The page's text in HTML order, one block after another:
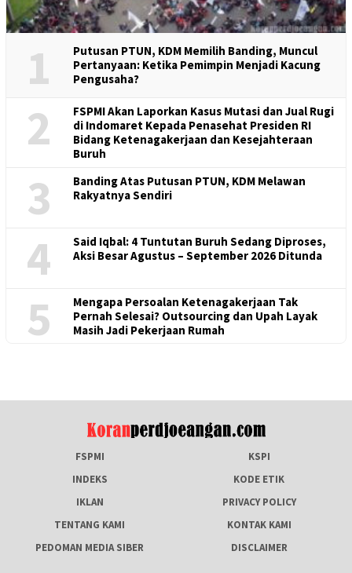
1
Putusan PTUN, KDM Memilih Banding, Muncul
Pertanyaan: Ketika Pemimpin Menjadi Kacung
Pengusaha?
2
FSPMI Akan Laporkan Kasus Mutasi dan Jual Rugi
di Indomaret Kepada Penasehat Presiden RI
Bidang Ketenagakerjaan dan Kesejahteraan
Buruh
3
Banding Atas Putusan PTUN, KDM Melawan
Rakyatnya Sendiri
4
Said Iqbal: 4 Tuntutan Buruh Sedang Diproses,
Aksi Besar Agustus – September 2026 Ditunda
5
Mengapa Persoalan Ketenagakerjaan Tak
Pernah Selesai? Outsourcing dan Upah Layak
Masih Jadi Pekerjaan Rumah
FSPMI
KSPI
INDEKS
KODE ETIK
IKLAN
PRIVACY POLICY
TENTANG KAMI
KONTAK KAMI
PEDOMAN MEDIA SIBER
DISCLAIMER